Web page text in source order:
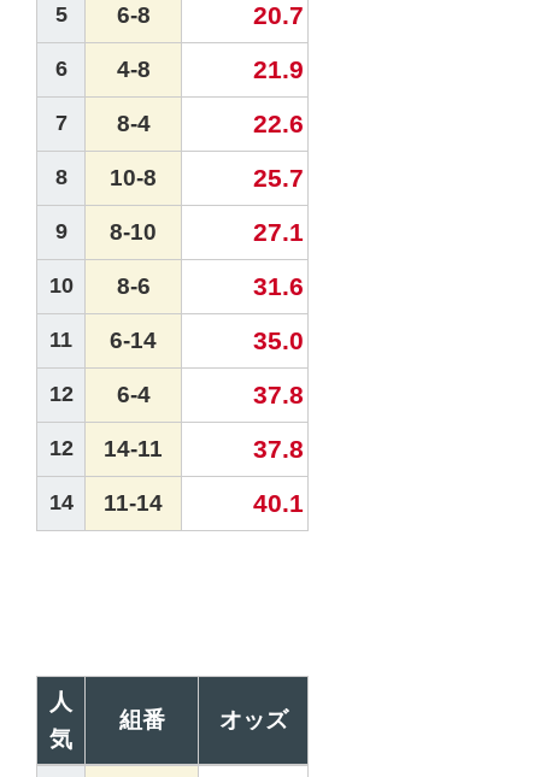
5 6-8 20.7
6 4-8 21.9
7 8-4 22.6
8 10-8 25.7
9 8-10 27.1
10 8-6 31.6
11 6-14 35.0
12 6-4 37.8
12 14-11 37.8
14 11-14 40.1
人
気
組番 オッズ